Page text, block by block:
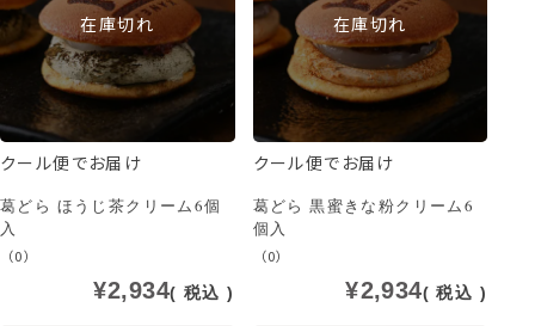
在庫切れ
クール便でお届け
葛どら ほうじ茶クリーム6個
入
（0）
¥2,934 税込
在庫切れ
クール便でお届け
葛どら 黒蜜きな粉クリーム6
個入
（0）
¥2,934 税込